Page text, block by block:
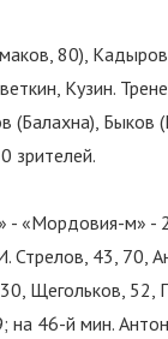
80),
Кузин.
(Балахна), Быков
зрителей.
«Мордовия-м» -
43, 70,
Щегольков, 52,
на 46-й мин.